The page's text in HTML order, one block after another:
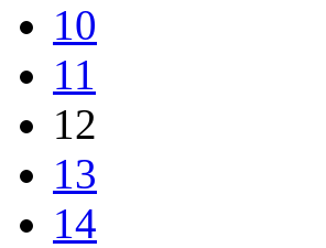
10
11
12
13
14